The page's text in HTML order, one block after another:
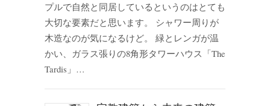
プルで自然と同居しているというのはとても
大切な要素だと思います。 シャワー周りが
木造なのが気になるけど。 緑とレンガが温
かい、ガラス張りの8角形タワーハウス「The
Tardis」…